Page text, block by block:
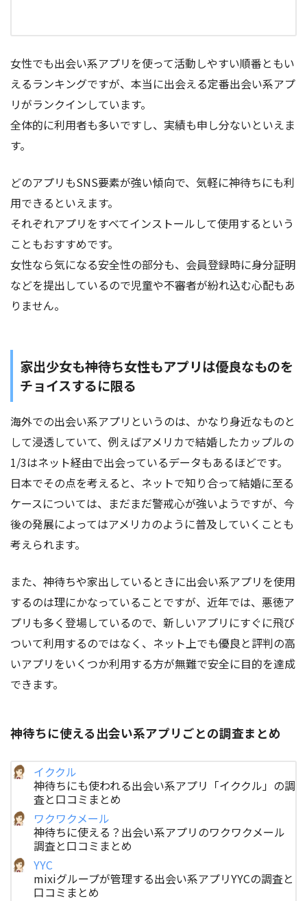
女性でも出会い系アプリを使って活動しやすい順番ともい
えるランキングですが、本当に出会える定番出会い系アプ
リがランクインしています。
全体的に利用者も多いですし、実績も申し分ないといえま
す。
どのアプリもSNS要素が強い傾向で、気軽に神待ちにも利
用できるといえます。
それぞれアプリをすべてインストールして使用するという
こともおすすめです。
女性なら気になる安全性の部分も、会員登録時に身分証明
などを提出しているので児童や不審者が紛れ込む心配もあ
りません。
家出少女も神待ち女性もアプリは優良なものを
チョイスするに限る
海外での出会い系アプリというのは、かなり身近なものと
して浸透していて、例えばアメリカで結婚したカップルの
1/3はネット経由で出会っているデータもあるほどです。
日本でその点を考えると、ネットで知り合って結婚に至る
ケースについては、まだまだ警戒心が強いようですが、今
後の発展によってはアメリカのように普及していくことも
考えられます。
また、神待ちや家出しているときに出会い系アプリを使用
するのは理にかなっていることですが、近年では、悪徳ア
プリも多く登場しているので、新しいアプリにすぐに飛び
ついて利用するのではなく、ネット上でも優良と評判の高
いアプリをいくつか利用する方が無難で安全に目的を達成
できます。
神待ちに使える出会い系アプリごとの調査まとめ
イククル
神待ちにも使われる出会い系アプリ「イククル」の調
査と口コミまとめ
ワクワクメール
神待ちに使える？出会い系アプリのワクワクメール
調査と口コミまとめ
YYC
mixiグループが管理する出会い系アプリYYCの調査と
口コミまとめ